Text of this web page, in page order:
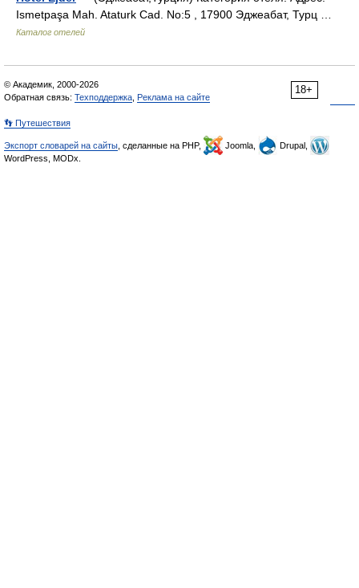
Ismetpaşa Mah. Ataturk Cad. No:5 , 17900 Эджеабат, Турц …
Каталог отелей
18+
© Академик, 2000-2026
Обратная связь: Техподдержка Реклама на сайте
👣 Путешествия
Экспорт словарей на сайты , сделанные на PHP, Joomla,
Drupal,
WordPress, MODx.